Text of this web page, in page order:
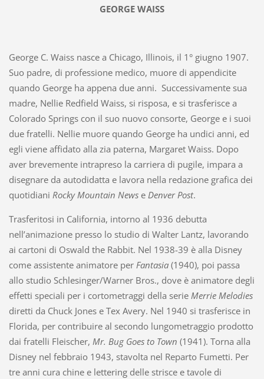
GEORGE WAISS
George C. Waiss nasce a Chicago, Illinois, il 1° giugno 1907.
Suo padre, di professione medico, muore di appendicite
quando George ha appena due anni. Successivamente sua
madre, Nellie Redfield Waiss, si risposa, e si trasferisce a
Colorado Springs con il suo nuovo consorte, George e i suoi
due fratelli. Nellie muore quando George ha undici anni, ed
egli viene affidato alla zia paterna, Margaret Waiss. Dopo
aver brevemente intrapreso la carriera di pugile, impara a
disegnare da autodidatta e lavora nella redazione grafica dei
quotidiani Rocky Mountain Newse Denver Post.
Trasferitosi in California, intorno al 1936 debutta
nell’animazione presso lo studio di Walter Lantz, lavorando
ai cartoni di Oswald the Rabbit. Nel 1938-39 è alla Disney
come assistente animatore per Fantasia(1940), poi passa
allo studio Schlesinger/Warner Bros., dove è animatore degli
effetti speciali per i cortometraggi della serie Merrie Melodies
diretti da Chuck Jones e Tex Avery. Nel 1940 si trasferisce in
Florida, per contribuire al secondo lungometraggio prodotto
dai fratelli Fleischer, Mr. Bug Goes to Town (1941). Torna alla
Disney nel febbraio 1943, stavolta nel Reparto Fumetti. Per
tre anni cura chine e lettering delle strisce e tavole di